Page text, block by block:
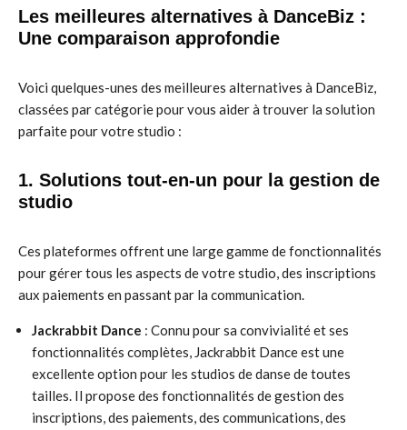
Les meilleures alternatives à DanceBiz :
Une comparaison approfondie
Voici quelques-unes des meilleures alternatives à DanceBiz,
classées par catégorie pour vous aider à trouver la solution
parfaite pour votre studio :
1. Solutions tout-en-un pour la gestion de
studio
Ces plateformes offrent une large gamme de fonctionnalités
pour gérer tous les aspects de votre studio, des inscriptions
aux paiements en passant par la communication.
Jackrabbit Dance : Connu pour sa convivialité et ses
fonctionnalités complètes, Jackrabbit Dance est une
excellente option pour les studios de danse de toutes
tailles. Il propose des fonctionnalités de gestion des
inscriptions, des paiements, des communications, des